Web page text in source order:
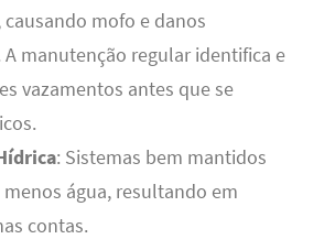
mofo e danos
manutenção regular identifica e
vazamentos antes que se
: Sistemas bem mantidos
água, resultando em
contas.